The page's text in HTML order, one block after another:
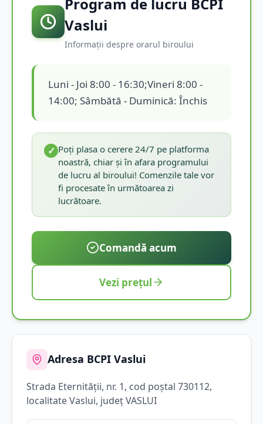
Vaslui
Informații despre orarul biroului
Luni - Joi 8:00 - 16:30;Vineri 8:00 -
14:00; Sâmbătă - Duminică: Închis
✓ Poți plasa o cerere 24/7 pe platforma
noastră, chiar și în afara programului
de lucru al biroului! Comenzile tale vor
fi procesate în următoarea zi
lucrătoare.
Comandă acum
Vezi prețul
Adresa BCPI Vaslui
Strada Eternităţii, nr. 1, cod poștal 730112,
localitateVaslui, județVASLUI